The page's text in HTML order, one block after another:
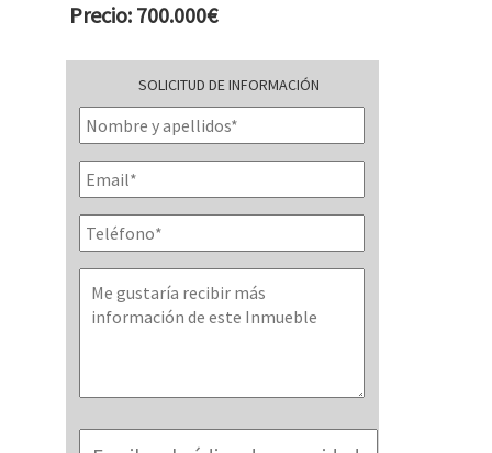
Precio: 700.000€
SOLICITUD DE INFORMACIÓN